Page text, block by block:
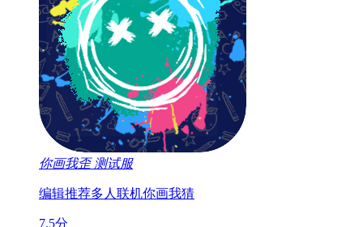
你画我歪 测试服
编辑推荐多人联机你画我猜
7.5分